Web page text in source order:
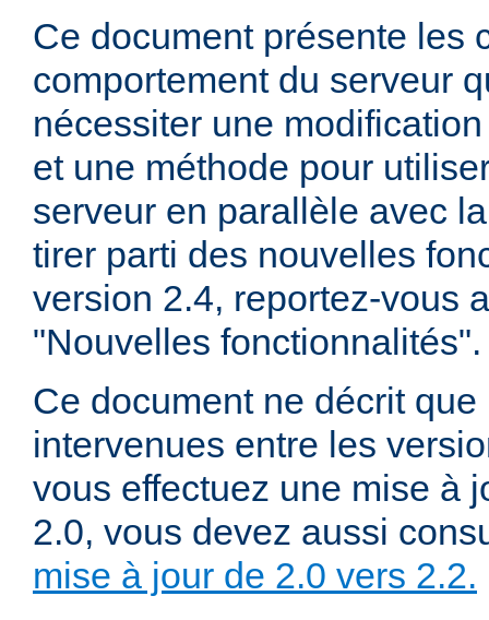
Ce document présente les
comportement du serveur
nécessiter une
et une méthode pour
serveur en parallèle avec
tirer parti des nouvelles
version 2.4, reportez-vous
"Nouvelles fonctionnalités".
Ce document ne décrit
intervenues entre les
vous effectuez une mise à
2.0, vous devez aussi
mise à jour de 2.0 vers 2.2.